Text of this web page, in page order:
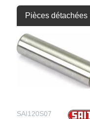
Pièces détachées
SAI120S07